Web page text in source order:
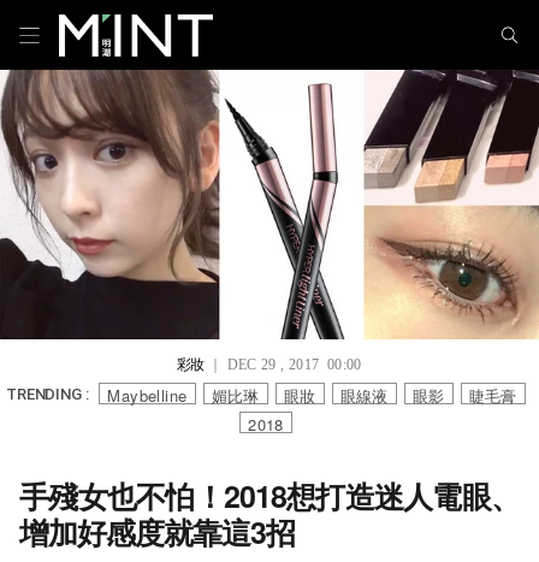
彩妝｜ DEC 29 , 2017 00:00
TRENDING : Maybelline 媚比琳 眼妝 眼線液 眼影
睫毛膏
2018
手殘女也不怕！2018想打造迷人電眼、
增加好感度就靠這3招